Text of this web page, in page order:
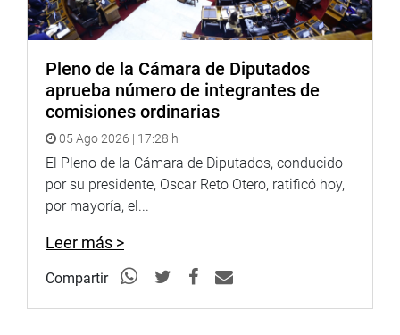
Pleno de la Cámara de Diputados
aprueba número de integrantes de
comisiones ordinarias
05 Ago 2026 | 17:28 h
El Pleno de la Cámara de Diputados, conducido
por su presidente, Oscar Reto Otero, ratificó hoy,
por mayoría, el...
Leer más >
Compartir